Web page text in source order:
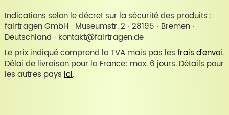
Indications selon le décret sur la sécurité des produits :
fairtragen GmbH · Museumstr. 2 · 28195 · Bremen ·
Deutschland · kontakt@fairtragen.de
Le prix indiqué comprend la TVA mais pas les frais d'envoi.
Délai de livraison pour la France: max. 6 jours. Détails pour
les autres pays ici.